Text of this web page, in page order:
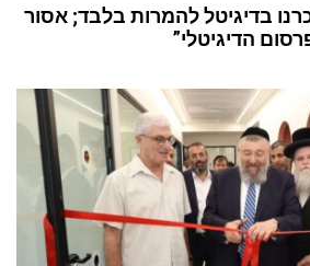
בדיגיטל להמרות בלבד; אסור
הדיגיטלי”